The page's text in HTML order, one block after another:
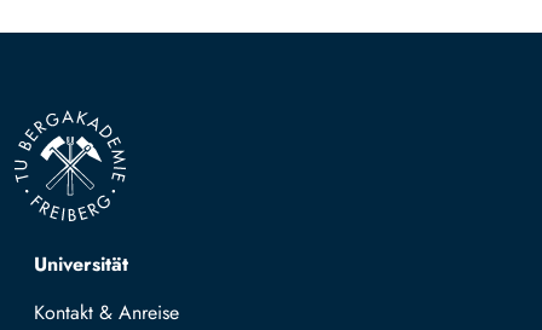
Top navigation
Universität
Kontakt & Anreise